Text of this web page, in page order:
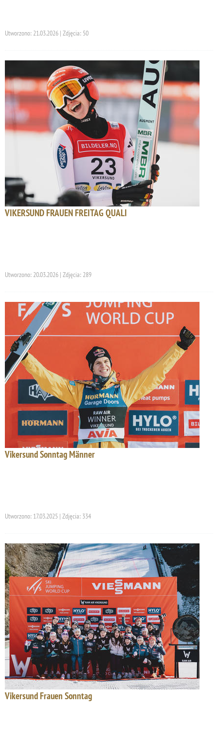
Utworzono: 21.03.2026 | Zdjęcia: 50
VIKERSUND FRAUEN FREITAG QUALI
Utworzono: 20.03.2026 | Zdjęcia: 289
Vikersund Sonntag Männer
Utworzono: 17.03.2025 | Zdjęcia: 334
Vikersund Frauen Sonntag